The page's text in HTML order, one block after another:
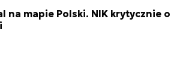
na mapie Polski. NIK krytycznie o